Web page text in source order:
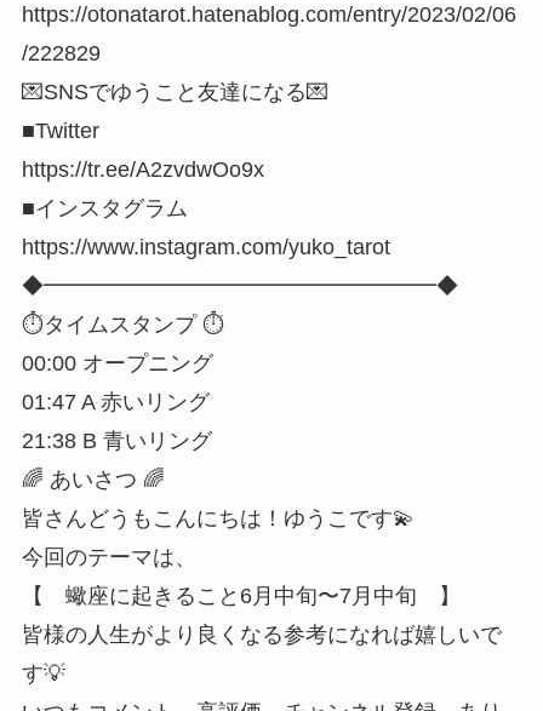
https://otonatarot.hatenablog.com/entry/2023/02/06
/222829
💌SNSでゆうこと友達になる💌
■Twitter
https://tr.ee/A2zvdwOo9x
■インスタグラム
https://www.instagram.com/yuko_tarot
◆━━━━━━━━━━━━━━━━━━◆
⏱タイムスタンプ ⏱
00:00 オープニング
01:47 A 赤いリング
21:38 B 青いリング
🌈 あいさつ 🌈
皆さんどうもこんにちは！ゆうこです💫
今回のテーマは、
【 蠍座に起きること6月中旬〜7月中旬 】
皆様の人生がより良くなる参考になれば嬉しいで
す💡